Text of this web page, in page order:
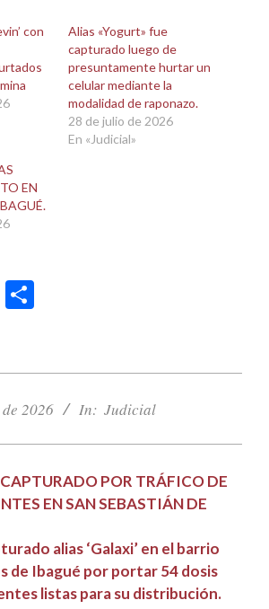
con
Alias «Yogurt» fue
capturado luego de
presuntamente hurtar un
celular mediante la
modalidad de raponazo.
28 de julio de 2026
En «Judicial»
EN
Email
2026 In: Judicial
CAPTURADO POR TRÁFICO DE
EN SAN SEBASTIÁN DE
alias ‘Galaxi’ en el barrio
de Ibagué por portar 54 dosis
listas para su distribución.